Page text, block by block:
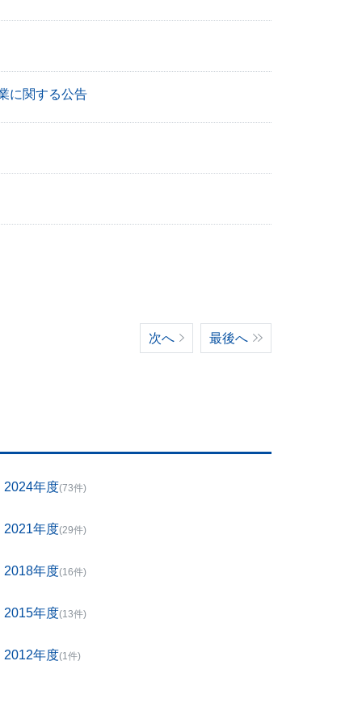
に関する公告
次へ 最後へ
2024年度(73件)
2021年度(29件)
2018年度(16件)
2015年度(13件)
2012年度(1件)